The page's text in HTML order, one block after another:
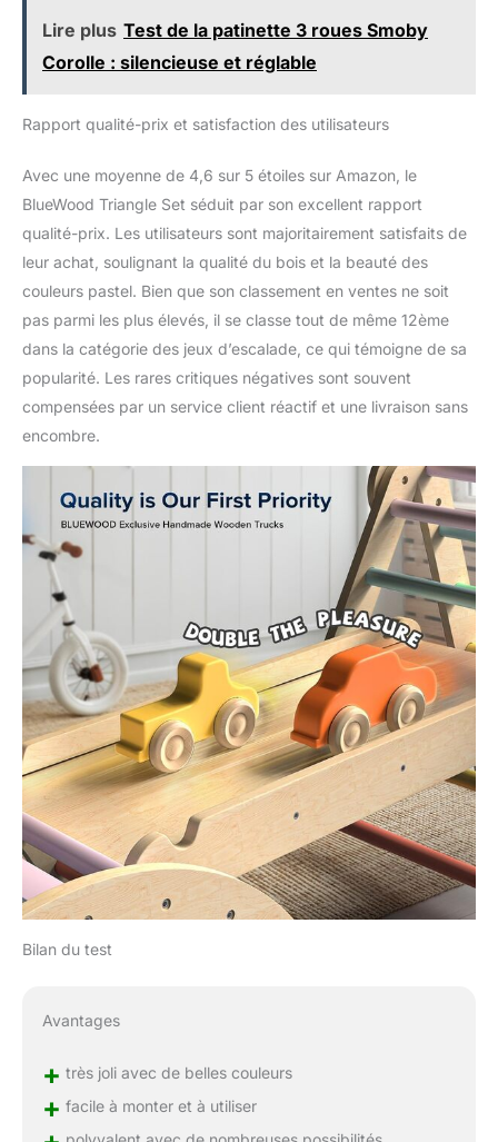
Lire plus Test de la patinette 3 roues Smoby
Corolle : silencieuse et réglable
Rapport qualité-prix et satisfaction des utilisateurs
Avec une moyenne de 4,6 sur 5 étoiles sur Amazon, le
BlueWood Triangle Set séduit par son excellent rapport
qualité-prix. Les utilisateurs sont majoritairement satisfaits de
leur achat, soulignant la qualité du bois et la beauté des
couleurs pastel. Bien que son classement en ventes ne soit
pas parmi les plus élevés, il se classe tout de même 12ème
dans la catégorie des jeux d’escalade, ce qui témoigne de sa
popularité. Les rares critiques négatives sont souvent
compensées par un service client réactif et une livraison sans
encombre.
Bilan du test
Avantages
+ très joli avec de belles couleurs
+ facile à monter et à utiliser